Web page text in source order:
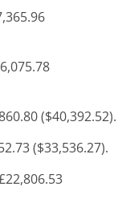
($40,392.52).
($33,536.27).